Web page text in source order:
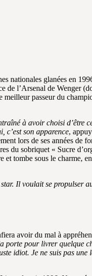
nationales glanées en
de l’Arsenal de Wenger
passeur du
à avoir choisi d’être
c’est son apparence,
lors de ses années de
du sobriquet « Sucre
tombe sous le charme,
Il voulait se propulser
avoir du mal à
porte pour livrer quelque
idiot. Je ne suis pas